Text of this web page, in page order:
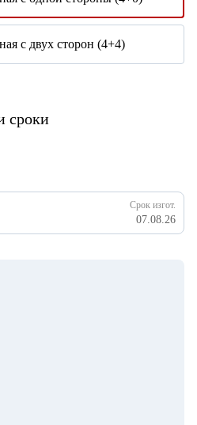
с двух сторон (4+4)
сроки
Срок изгот.
07.08.26